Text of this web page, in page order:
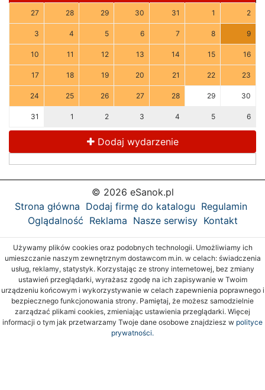
27 28 29 30 31 1 2
3 4 5 6 7 8 9
10 11 12 13 14 15 16
17 18 19 20 21 22 23
24 25 26 27 28 29 30
31 1 2 3 4 5 6
Dodaj wydarzenie
© 2026 eSanok.pl
Strona główna Dodaj firmę do katalogu Regulamin
Oglądalność Reklama Nasze serwisy Kontakt
Używamy plików cookies oraz podobnych technologii. Umożliwiamy ich
umieszczanie naszym zewnętrznym dostawcom m.in. w celach: świadczenia
usług, reklamy, statystyk. Korzystając ze strony internetowej, bez zmiany
ustawień przeglądarki, wyrażasz zgodę na ich zapisywanie w Twoim
urządzeniu końcowym i wykorzystywanie w celach zapewnienia poprawnego i
bezpiecznego funkcjonowania strony. Pamiętaj, że możesz samodzielnie
zarządzać plikami cookies, zmieniając ustawienia przeglądarki. Więcej
informacji o tym jak przetwarzamy Twoje dane osobowe znajdziesz w polityce
prywatności.